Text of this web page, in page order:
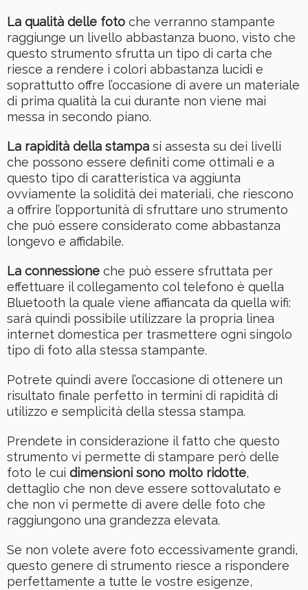
La qualità delle foto che verranno stampante
raggiunge un livello abbastanza buono, visto che
questo strumento sfrutta un tipo di carta che
riesce a rendere i colori abbastanza lucidi e
soprattutto offre l’occasione di avere un materiale
di prima qualità la cui durante non viene mai
messa in secondo piano.
La rapidità della stampa si assesta su dei livelli
che possono essere definiti come ottimali e a
questo tipo di caratteristica va aggiunta
ovviamente la solidità dei materiali, che riescono
a offrire l’opportunità di sfruttare uno strumento
che può essere considerato come abbastanza
longevo e affidabile.
La connessione che può essere sfruttata per
effettuare il collegamento col telefono è quella
Bluetooth la quale viene affiancata da quella wifi:
sarà quindi possibile utilizzare la propria linea
internet domestica per trasmettere ogni singolo
tipo di foto alla stessa stampante.
Potrete quindi avere l’occasione di ottenere un
risultato finale perfetto in termini di rapidità di
utilizzo e semplicità della stessa stampa.
Prendete in considerazione il fatto che questo
strumento vi permette di stampare però delle
foto le cui dimensioni sono molto ridotte,
dettaglio che non deve essere sottovalutato e
che non vi permette di avere delle foto che
raggiungono una grandezza elevata.
Se non volete avere foto eccessivamente grandi,
questo genere di strumento riesce a rispondere
perfettamente a tutte le vostre esigenze,